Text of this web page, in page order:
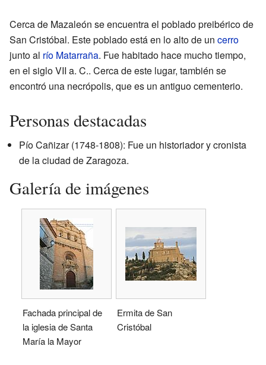
Cerca de Mazaleón se encuentra el poblado preibérico de
San Cristóbal. Este poblado está en lo alto de un cerro
junto al río Matarraña. Fue habitado hace mucho tiempo,
en el siglo VII a. C.. Cerca de este lugar, también se
encontró una necrópolis, que es un antiguo cementerio.
Personas destacadas
Pío Cañizar (1748-1808): Fue un historiador y cronista
de la ciudad de Zaragoza.
Galería de imágenes
Fachada principal de
la iglesia de Santa
María la Mayor
Ermita de San
Cristóbal